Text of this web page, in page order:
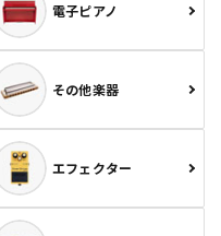
電子ピアノ
その他楽器
エフェクター